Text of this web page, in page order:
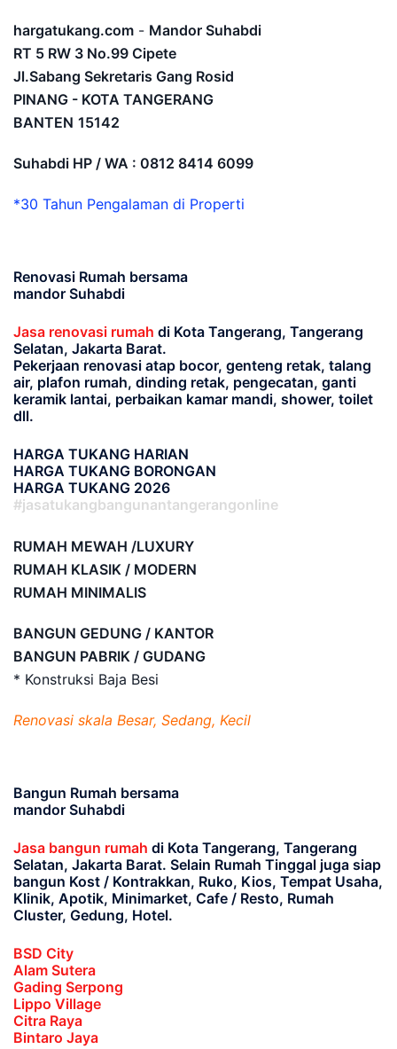
hargatukang.com - Mandor Suhabdi
RT 5 RW 3 No.99 Cipete
Jl.Sabang Sekretaris Gang Rosid
PINANG - KOTA TANGERANG
BANTEN 15142
Suhabdi HP / WA : 0812 8414 6099
*30 Tahun Pengalaman di Properti
Renovasi Rumah bersama
mandor Suhabdi
Jasa renovasi rumah di Kota Tangerang, Tangerang
Selatan, Jakarta Barat.
Pekerjaan renovasi atap bocor, genteng retak, talang
air, plafon rumah, dinding retak, pengecatan, ganti
keramik lantai, perbaikan kamar mandi, shower, toilet
dll.
HARGA TUKANG HARIAN
HARGA TUKANG BORONGAN
HARGA TUKANG 2026
#jasatukangbangunantangerangonline
RUMAH MEWAH /LUXURY
RUMAH KLASIK / MODERN
RUMAH MINIMALIS
BANGUN GEDUNG / KANTOR
BANGUN PABRIK / GUDANG
* Konstruksi Baja Besi
Renovasi skala Besar, Sedang, Kecil
Bangun Rumah bersama
mandor Suhabdi
Jasa bangun rumah di Kota Tangerang, Tangerang
Selatan, Jakarta Barat. Selain Rumah Tinggal juga siap
bangun Kost / Kontrakkan, Ruko, Kios, Tempat Usaha,
Klinik, Apotik, Minimarket, Cafe / Resto, Rumah
Cluster, Gedung, Hotel.
BSD City
Alam Sutera
Gading Serpong
Lippo Village
Citra Raya
Bintaro Jaya